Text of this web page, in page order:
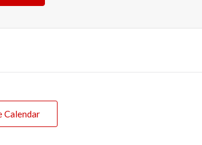
Calendar